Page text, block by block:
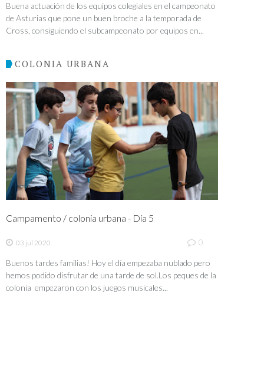
Buena actuación de los equipos colegiales en el campeonato
de Asturias que pone un buen broche a la temporada de
Cross, consiguiendo el subcampeonato por equipos en...
COLONIA URBANA
Campamento / colonia urbana - Día 5
03 jul 2020 0
Buenos tardes familias! Hoy el día empezaba nublado pero
hemos podido disfrutar de una tarde de sol.Los peques de la
colonia empezaron con los juegos musicales...